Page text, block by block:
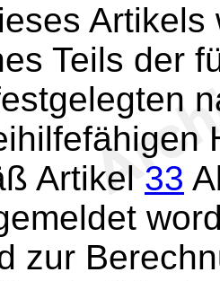
Teils der
Artikel 33
zur